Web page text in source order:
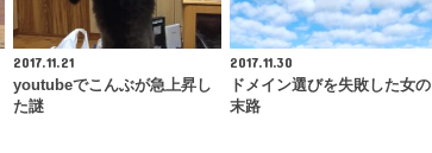
2017.11.21
youtubeでこんぶが急上昇し
た謎
2017.11.30
ドメイン選びを失敗した女の
末路